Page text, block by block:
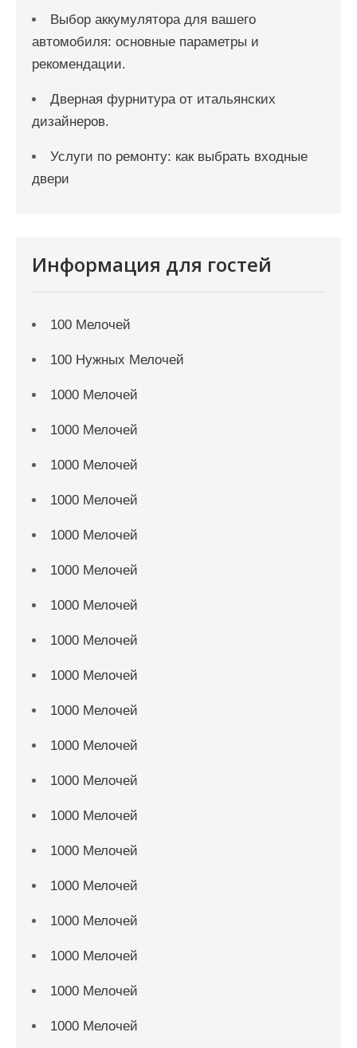
Выбор аккумулятора для вашего
автомобиля: основные параметры и
рекомендации.
Дверная фурнитура от итальянских
дизайнеров.
Услуги по ремонту: как выбрать входные
двери
Информация для гостей
100 Мелочей
100 Нужных Мелочей
1000 Мелочей
1000 Мелочей
1000 Мелочей
1000 Мелочей
1000 Мелочей
1000 Мелочей
1000 Мелочей
1000 Мелочей
1000 Мелочей
1000 Мелочей
1000 Мелочей
1000 Мелочей
1000 Мелочей
1000 Мелочей
1000 Мелочей
1000 Мелочей
1000 Мелочей
1000 Мелочей
1000 Мелочей